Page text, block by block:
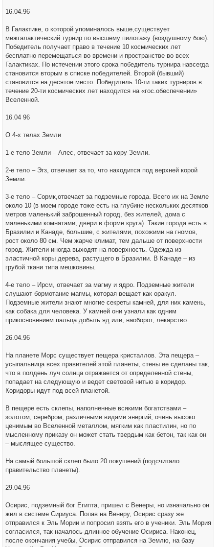
16.04.96
В Галактике, о которой упоминалось выше,существует
межгалактический турнир по высшему пилотажу (воздушному бою).
Победитель получает право в течение 10 космических лет
бесплатно перемещаться во времени и пространстве во всех
Галактиках. По истечении этого срока победитель турнира навсегда
становится вторым в списке победителей. Второй (бывший)
становится на десятое место. Победитель 10-ти таких турниров в
течение 20-ти космических лет находится на «гос.обеспечении»
Вселенной.
16.04 96
О 4-х телах Земли
1-е тело Земли – Алес, отвечает за кору Земли.
2-е тело – Эгз, отвечает за то, что находится под верхней корой
Земли.
3-е тело – Сормк,отвечает за подземные города. Всего их на Земле
около 10 (в моем городе тоже есть на глубине нескольких десятков
метров маленький заброшенный город, без жителей, дома с
маленькими комнатами, двери в форме круга). Такие города есть в
Бразилии и Канаде, большие, с жителями, похожими на гномов,
рост около 80 см. Чем жарче климат, тем дальше от поверхности
город. Жители иногда выходят на поверхность. Одежда из
эластичной коры дерева, растущего в Бразилии. В Канаде – из
грубой ткани типа мешковины.
4-е тело – Ирсм, отвечает за магму и ядро. Подземные жители
слушают бормотание магмы, которая вещает как оракул.
Подземные жители знают многие секреты камней, для них камень,
как собака для человека. У камней они узнали как одним
прикосновением пальца добыть яд или, наоборот, лекарство.
26.04.96
На планете Морс существует пещера кристаллов. Эта пещера –
усыпальница всех правителей этой планеты, стены ее сделаны так,
что в полдень луч солнца отражается от определенной стены,
попадает на следующую и ведет световой нитью в коридор.
Коридоры идут под всей планетой.
В пещере есть склепы, наполненные всякими богатствами –
золотом, серебром, различными видами энергий, очень высоко
ценимым во Вселенной металлом, мягким как пластилин, но по
мысленному приказу он может стать твердым как бетон, так как он
– мыслящее существо.
На самый большой склеп было 20 покушений (подсчитало
правительство планеты).
29.04.96
Осирис, подземный бог Египта, пришел с Венеры, но изначально он
жил в системе Сириуса. Попав на Венеру, Осирис сразу же
отправился к Эль Мории и попросил взять его в ученики. Эль Мория
согласился, так началось длинное обучение Осириса. Наконец,
после окончания учебы, Осирис отправился на Землю, на базу